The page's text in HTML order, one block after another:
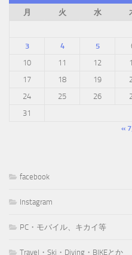
月
火 水
3
4 5
10
11 12
17
18 19
24
25 26
31
« 7
facebook
Instagram
PC・モバイル、キカイ等
Travel・Ski・Diving・BIKEとか